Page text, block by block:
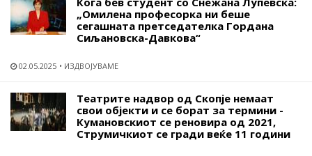
„Омилена професорка ни беше
сегашната претседателка Гордана
Сиљановска-Давкова“
02.05.2025 ИЗДВОЈУВАМЕ
Театрите надвор од Скопје немаат
свои објекти и се борат за термини -
Кумановскиот се реновира од 2021,
Струмичкиот се гради веќе 11 години